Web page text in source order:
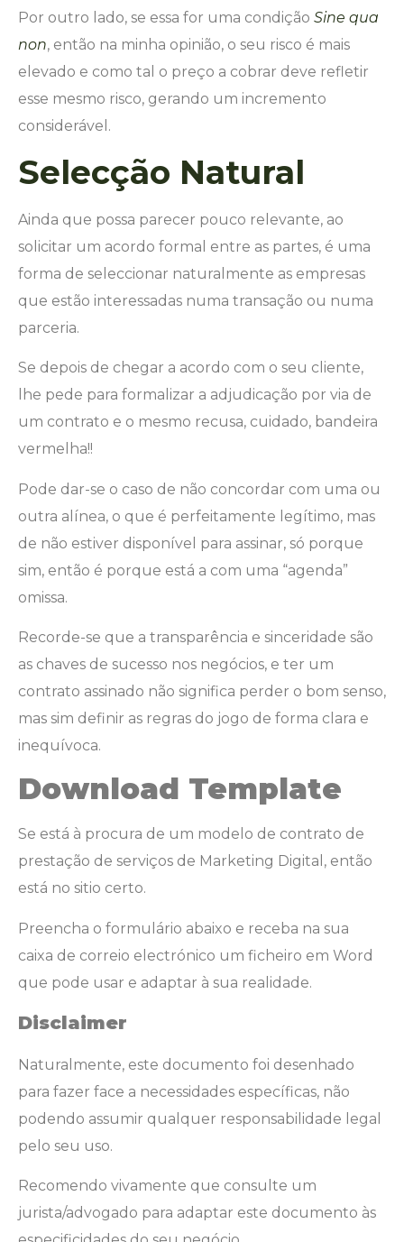
Por outro lado, se essa for uma condição Sine qua
non, então na minha opinião, o seu risco é mais
elevado e como tal o preço a cobrar deve refletir
esse mesmo risco, gerando um incremento
considerável.
Selecção Natural
Ainda que possa parecer pouco relevante, ao
solicitar um acordo formal entre as partes, é uma
forma de seleccionar naturalmente as empresas
que estão interessadas numa transação ou numa
parceria.
Se depois de chegar a acordo com o seu cliente,
lhe pede para formalizar a adjudicação por via de
um contrato e o mesmo recusa, cuidado, bandeira
vermelha!!
Pode dar-se o caso de não concordar com uma ou
outra alínea, o que é perfeitamente legítimo, mas
de não estiver disponível para assinar, só porque
sim, então é porque está a com uma “agenda”
omissa.
Recorde-se que a transparência e sinceridade são
as chaves de sucesso nos negócios, e ter um
contrato assinado não significa perder o bom senso,
mas sim definir as regras do jogo de forma clara e
inequívoca.
Download Template
Se está à procura de um modelo de contrato de
prestação de serviços de Marketing Digital, então
está no sitio certo.
Preencha o formulário abaixo e receba na sua
caixa de correio electrónico um ficheiro em Word
que pode usar e adaptar à sua realidade.
Disclaimer
Naturalmente, este documento foi desenhado
para fazer face a necessidades específicas, não
podendo assumir qualquer responsabilidade legal
pelo seu uso.
Recomendo vivamente que consulte um
jurista/advogado para adaptar este documento às